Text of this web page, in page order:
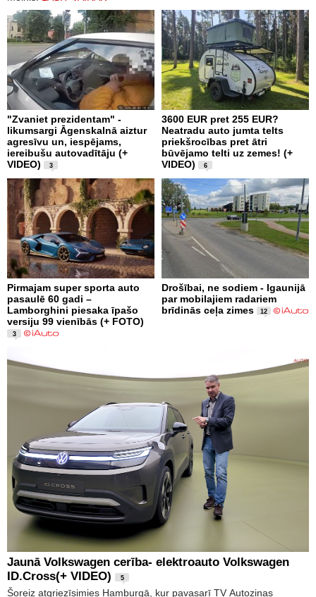
"Zvaniet prezidentam" -
likumsargi Āgenskalnā aiztur
agresīvu un, iespējams,
iereibušu autovadītāju (+
VIDEO)
3
3600 EUR pret 255 EUR?
Neatradu auto jumta telts
priekšrocības pret ātri
būvējamo telti uz zemes! (+
VIDEO)
6
Pirmajam super sporta auto
pasaulē 60 gadi –
Lamborghini piesaka īpašo
versiju 99 vienībās (+ FOTO)
3
Drošībai, ne sodiem - Igaunijā
par mobilajiem radariem
brīdinās ceļa zimes
12
Jaunā Volkswagen cerība- elektroauto Volkswagen
ID.Cross(+ VIDEO)
5
Šoreiz atgriezīsimies Hamburgā, kur pavasarī TV Autoziņas